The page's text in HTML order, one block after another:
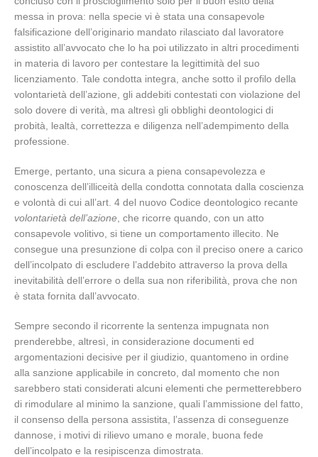
messa in prova: nella specie vi è stata una consapevole
falsificazione dell’originario mandato rilasciato dal lavoratore
assistito all’avvocato che lo ha poi utilizzato in altri procedimenti
in materia di lavoro per contestare la legittimità del suo
licenziamento. Tale condotta integra, anche sotto il profilo della
volontarietà dell’azione, gli addebiti contestati con violazione del
solo dovere di verità, ma altresì gli obblighi deontologici di
probità, lealtà, correttezza e diligenza nell’adempimento della
professione.
Emerge, pertanto, una sicura a piena consapevolezza e
conoscenza dell’illiceità della condotta connotata dalla coscienza
e volontà di cui all’art. 4 del nuovo Codice deontologico recante
volontarietà dell’azione , che ricorre quando, con un atto
consapevole volitivo, si tiene un comportamento illecito. Ne
consegue una presunzione di colpa con il preciso onere a carico
dell’incolpato di escludere l’addebito attraverso la prova della
inevitabilità dell’errore o della sua non riferibilità, prova che non
è stata fornita dall’avvocato.
Sempre secondo il ricorrente la sentenza impugnata non
prenderebbe, altresì, in considerazione documenti ed
argomentazioni decisive per il giudizio, quantomeno in ordine
alla sanzione applicabile in concreto, dal momento che non
sarebbero stati considerati alcuni elementi che permetterebbero
di rimodulare al minimo la sanzione, quali l’ammissione del fatto,
il consenso della persona assistita, l’assenza di conseguenze
dannose, i motivi di rilievo umano e morale, buona fede
dell’incolpato e la resipiscenza dimostrata.